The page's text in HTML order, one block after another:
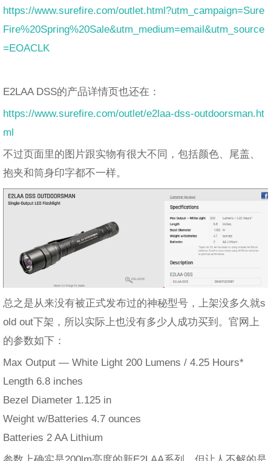
https://www.surefire.com/outlet.html?utm_campaign=Sure
Fire%20Spring%20Sale&utm_medium=email&utm_source
=EOACLK
E2LAA DSS的产品详情页也还在：
https://www.surefire.com/outlet/e2laa-dss-outdoorsman.ht
ml
不过页面里的图片跟实物有很大不同，包括颜色、尾盖、
抱夹和筒身印字都不一样。
总之是从来没有被正式发布过的神秘型号，上架没多久就s
old out下架，所以实际上也没有多少人成功买到。官网上
的参数如下：
Max Output — White Light 200 Lumens / 4.25 Hours*
Length 6.8 inches
Bezel Diameter 1.125 in
Weight w/Batteries 4.7 ounces
Batteries 2 AA Lithium